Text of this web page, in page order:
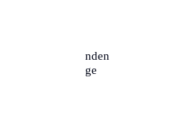
Dokumente
und Urkunden
Sie hochwertige
Partner.
»